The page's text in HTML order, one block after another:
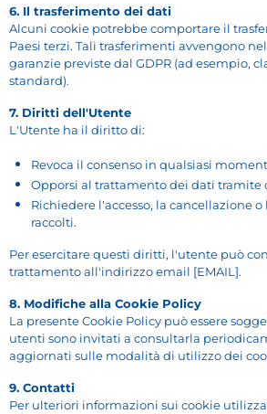
6. Il trasferimento dei dati
Alcuni cookie potrebbe comportare il
Paesi terzi. Tali trasferimenti avvengono
garanzie previste dal GDPR (ad esempio,
standard).
7. Diritti dell'Utente
L'Utente ha il diritto di:
Revoca il consenso in qualsiasi
Opporsi al trattamento dei dati tramite
Richiedere l'accesso, la cancellazione
raccolti.
Per esercitare questi diritti, l'utente può
trattamento all'indirizzo email [EMAIL].
8. Modifiche alla Cookie Policy
La presente Cookie Policy può essere
utenti sono invitati a consultarla
aggiornati sulle modalità di utilizzo dei
9. Contatti
Per ulteriori informazioni sui cookie